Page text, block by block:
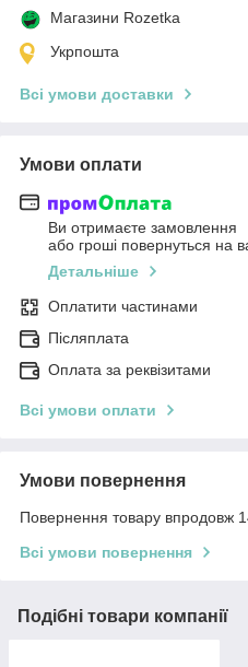
Магазини Rozetka
Укрпошта
Всі умови доставки
Умови оплати
Ви отримаєте замовлення
або гроші повернуться на
Детальніше
Оплатити частинами
Післяплата
Оплата за реквізитами
Всі умови оплати
Умови повернення
Повернення товару впродовж
Всі умови повернення
Подібні товари компанії